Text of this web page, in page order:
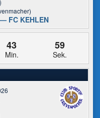
FC KEHLEN
43
Min.
59
Sek.